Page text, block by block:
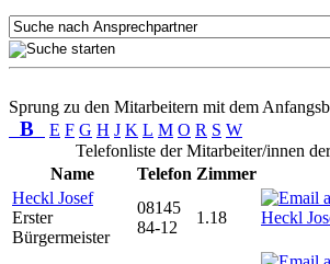
Sprung zu den Mitarbeitern mit dem
B E F G H J K L M O R S W
Telefonliste der Mitarbeiter/innen
Name
Telefon Zimmer
Heckl Josef
Erster
Bürgermeister
08145
84-12
1.18